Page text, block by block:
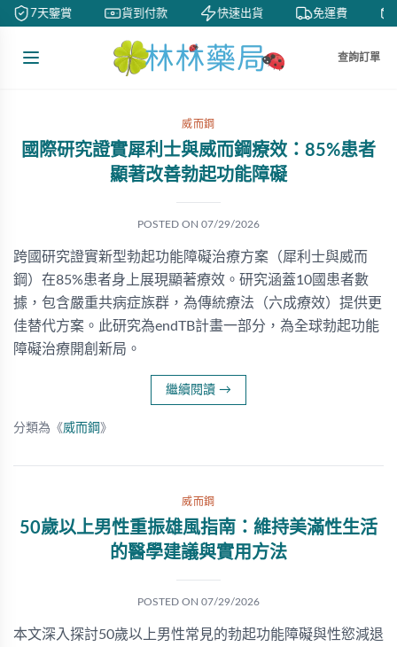
7天鑒賞 貨到付款 快速出貨 免運費
查詢訂單
威而鋼
國際研究證實犀利士與威而鋼療效：85%患者
顯著改善勃起功能障礙
POSTED ON 07/29/2026
跨國研究證實新型勃起功能障礙治療方案（犀利士與威而
鋼）在85%患者身上展現顯著療效。研究涵蓋10國患者數
據，包含嚴重共病症族群，為傳統療法（六成療效）提供更
佳替代方案。此研究為endTB計畫一部分，為全球勃起功能
障礙治療開創新局。
繼續閱讀 →
分類為《威而鋼 》
威而鋼
50歲以上男性重振雄風指南：維持美滿性生活
的醫學建議與實用方法
POSTED ON 07/29/2026
本文深入探討50歲以上男性常見的勃起功能障礙與性慾減退